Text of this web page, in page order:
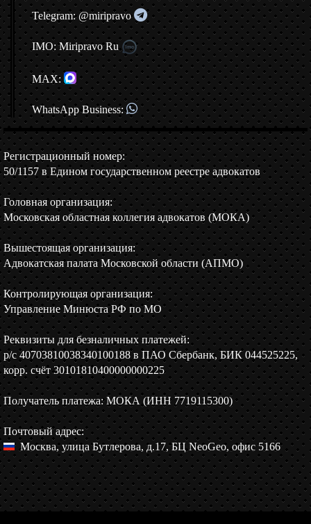
Telegram: @miripravo
IMO: Miripravo Ru
MAX:
WhatsApp Business:
Регистрационный номер:
50/1157 в Едином государственном реестре адвокатов
Головная организация:
Московская областная коллегия адвокатов (МОКА)
Вышестоящая организация:
Адвокатская палата Московской области (АПМО)
Контролирующая организация:
Управление Минюста РФ по МО
Реквизиты для безналичных платежей:
р/c 40703810038340100188 в ПАО Сбербанк, БИК 044525225,
корр. счёт 30101810400000000225
Получатель платежа: МОКА (ИНН 7719115300)
Почтовый адрес:
Москва, улица Бутлерова, д.17, БЦ NeoGeo, офис 5166